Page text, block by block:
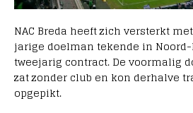
NAC Breda heeft zich versterkt
jarige doelman tekende in
tweejarig contract. De voormalig
zat zonder club en kon derhalve
opgepikt.